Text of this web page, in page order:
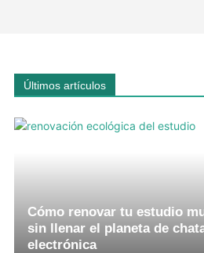
Últimos artículos
Cómo renovar tu estudio
sin llenar el planeta de
electrónica